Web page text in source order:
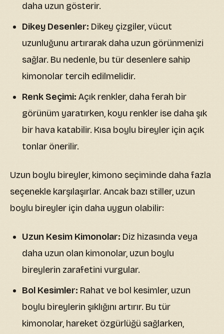
daha uzun gösterir.
Dikey Desenler: Dikey çizgiler, vücut
uzunluğunu artırarak daha uzun görünmenizi
sağlar. Bu nedenle, bu tür desenlere sahip
kimonolar tercih edilmelidir.
Renk Seçimi: Açık renkler, daha ferah bir
görünüm yaratırken, koyu renkler ise daha şık
bir hava katabilir. Kısa boylu bireyler için açık
tonlar önerilir.
Uzun boylu bireyler, kimono seçiminde daha fazla
seçenekle karşılaşırlar. Ancak bazı stiller, uzun
boylu bireyler için daha uygun olabilir:
Uzun Kesim Kimonolar: Diz hizasında veya
daha uzun olan kimonolar, uzun boylu
bireylerin zarafetini vurgular.
Bol Kesimler: Rahat ve bol kesimler, uzun
boylu bireylerin şıklığını artırır. Bu tür
kimonolar, hareket özgürlüğü sağlarken,